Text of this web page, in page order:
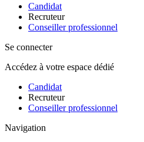
Candidat
Recruteur
Conseiller professionnel
Se connecter
Accédez à votre espace dédié
Candidat
Recruteur
Conseiller professionnel
Navigation